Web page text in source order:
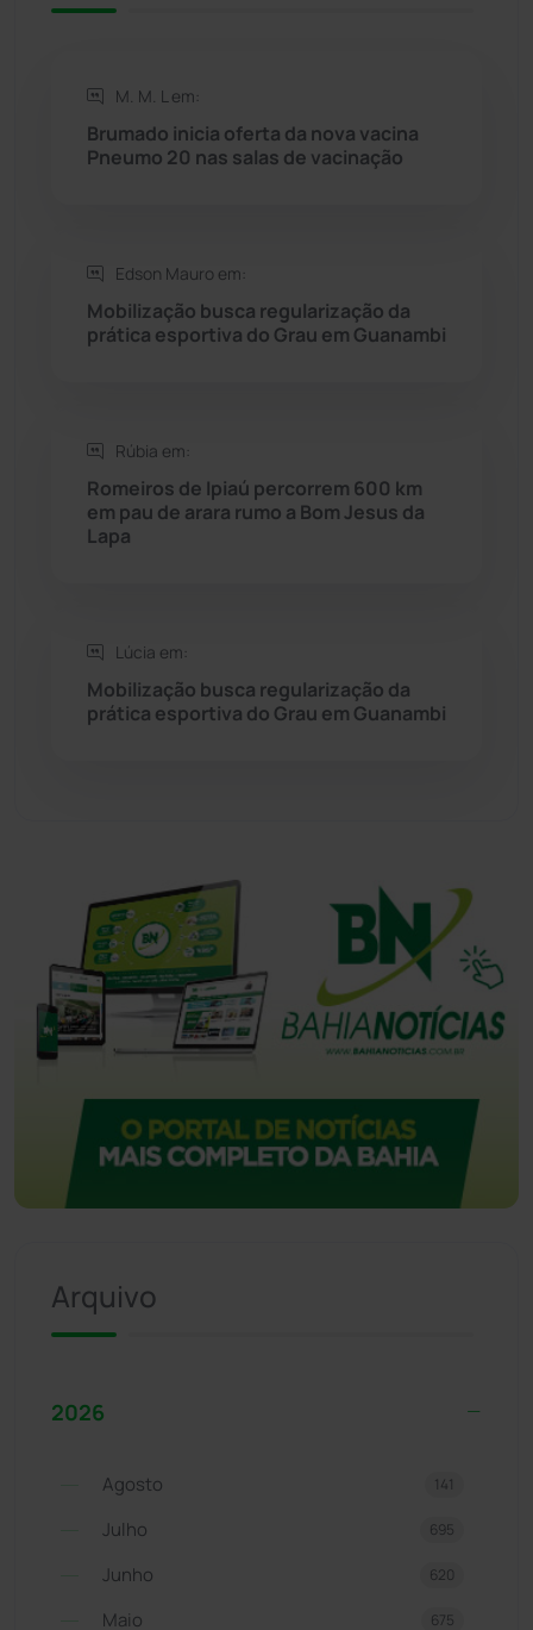
Rio do Antônio
Seabra (50)
Sítio do Mato
Sudoeste Baiano (1530)
Tanque Novo
Tecnologia (12)
M. M. L em:
Brumado inicia oferta da nova vacina
Pneumo 20 nas salas de vacinação
Edson Mauro em:
Mobilização busca regularização da
prática esportiva do Grau em Guanambi
Rúbia em:
Romeiros de Ipiaú percorrem 600 km
em pau de arara rumo a Bom Jesus da
Lapa
Lúcia em:
Mobilização busca regularização da
prática esportiva do Grau em Guanambi
Arquivo
2026
Agosto 141
Julho 695
Junho 620
Maio 675